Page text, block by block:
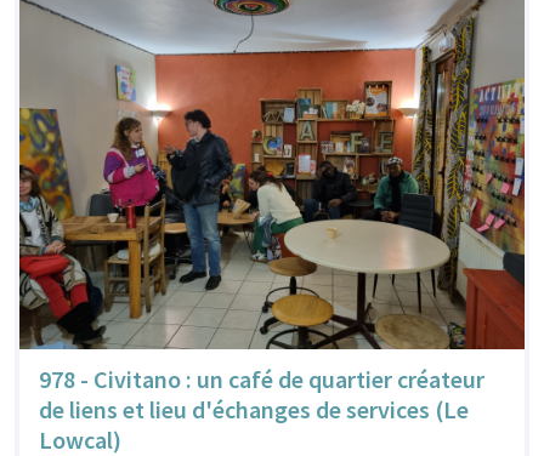
978 - Civitano : un café de quartier créateur
de liens et lieu d'échanges de services (Le
Lowcal)